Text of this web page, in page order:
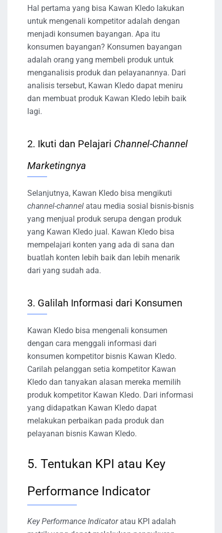
Hal pertama yang bisa Kawan Kledo lakukan
untuk mengenali kompetitor adalah dengan
menjadi konsumen bayangan. Apa itu
konsumen bayangan? Konsumen bayangan
adalah orang yang membeli produk untuk
menganalisis produk dan pelayanannya. Dari
analisis tersebut, Kawan Kledo dapat meniru
dan membuat produk Kawan Kledo lebih baik
lagi.
2. Ikuti dan Pelajari Channel-Channel
Marketingnya
Selanjutnya, Kawan Kledo bisa mengikuti
channel-channel atau media sosial bisnis-bisnis
yang menjual produk serupa dengan produk
yang Kawan Kledo jual. Kawan Kledo bisa
mempelajari konten yang ada di sana dan
buatlah konten lebih baik dan lebih menarik
dari yang sudah ada.
3. Galilah Informasi dari Konsumen
Kawan Kledo bisa mengenali konsumen
dengan cara menggali informasi dari
konsumen kompetitor bisnis Kawan Kledo.
Carilah pelanggan setia kompetitor Kawan
Kledo dan tanyakan alasan mereka memilih
produk kompetitor Kawan Kledo. Dari informasi
yang didapatkan Kawan Kledo dapat
melakukan perbaikan pada produk dan
pelayanan bisnis Kawan Kledo.
5. Tentukan KPI atau Key
Performance Indicator
Key Performance Indicator atau KPI adalah